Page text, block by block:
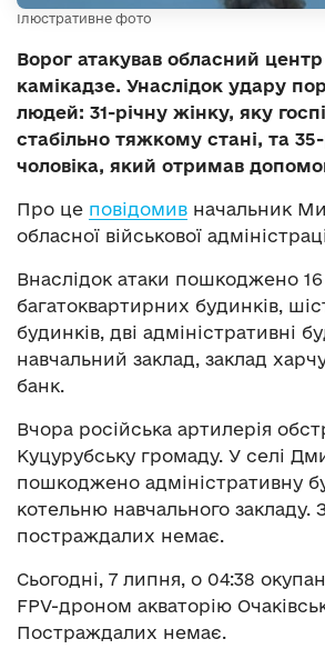
Ілюстративне фото
Ворог атакував обласний
камікадзе. Унаслідок удару
людей: 31-річну жінку, яку
стабільно тяжкому стані, та 35-
чоловіка, який отримав
Про це повідомив начальник
обласної військової
Внаслідок атаки пошкоджено 16
багатоквартирних будинків,
будинків, дві адміністративні
навчальний заклад, заклад
банк.
Вчора російська артилерія
Куцурубську громаду. У селі
пошкоджено адміністративну
котельню навчального
постраждалих немає.
Сьогодні, 7 липня, о 04:38
FPV-дроном акваторію
Постраждалих немає.